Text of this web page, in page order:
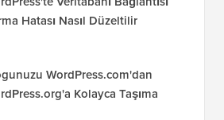
Hatası Nasıl Düzeltilir
WordPress.com'dan
Kolayca Taşıma